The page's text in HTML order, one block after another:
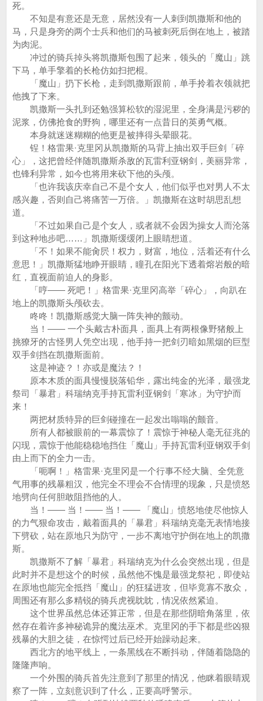
死。
不知是有意还是无意，居然没有一人刺到凯撒斯和他的
马，只是身旁的两个士兵和他们的马被刺死后倒在地上，被踏
为肉泥。
冲过的骑兵掉头将凯撒斯包围了起来，领头的「魔山」跳
下马，单手擎着的长枪仿如扫把棍。
「魔山」扔下长枪，走到凯撒斯跟前，单手拎着衣领就把
他拽了下来。
凯撒斯一头扎到还勉强算松软的湿泥里，全身满是污秽的
泥浆，仿佛抢食的野狗，哪里还有一点昔日的英勇气概。
本身就迷迷糊糊的他更是被摔得头晕眼花。
锃！格雷果·克里冈从凯撒斯的马背上抽出双手巨剑「碎
心」，这把曾经伴随凯撒斯杀敌的瓦雷利亚钢剑，美丽异常，
也锋利异常，如今也将用来砍下他的头颅。
「也许我该庆幸自己不是个女人，他们似乎也对男人不太
感兴趣，否则自己将痛苦一万倍。」凯撒斯在这时胡思乱想
道。
「不过如果自己是个女人，或者就不会因为操女人而沦落
到这种地步吧……」凯撒斯缓缓闭上眼睛想道。
「不！如果不能肏屄！权力，财富，地位，活着还有什么
意思！」凯撒斯猛地睁开眼睛，瞳孔在阳光下透着熔岩般的暗
红，直视面前迫人的身影。
「哼—— 死吧！」格雷果·克里冈高举「碎心」，向趴在
地上的凯撒斯头颅砍去。
咚咚！凯撒斯感觉大脑一阵失神的颤动。
当！—— 一个头戴古朴面具，面具上有两根像野猪般上
挑獠牙的古怪男人凭空出现，他手持一把剑刃暗如黑烟的巨型
双手剑挡在凯撒斯面前。
这是神迹？！亦或是魔法？！
原本木质的面具慢慢脱落铅华，露出纯金的光泽，最强龙
祭司「暴君」科瑞纳克手持瓦雷利亚钢剑「寒冰」为守护而
来！
两把材质特异的巨剑碰撞在一起发出嗡嗡的颤音。
所有人都被眼前的一幕震惊了！震惊于神秘人毫无征兆的
闪现，震惊于他能稳稳地挡住「魔山」手持瓦雷利亚钢双手剑
由上而下的全力一击。
「呃啊！」格雷果·克里冈是一个行事不经大脑、全凭意
气用事的残暴粗汉，他完全不理会不合情理的现象，只是愤怒
地劈向任何胆敢阻挡他的人。
当！—— 当！—— 当！—— 「魔山」愤怒地使尽他惊人
的力气狠命攻击，戴着面具的「暴君」科瑞纳克毫无表情地接
下劈砍，站在原地只为防守，一步不离地守护倒在地上的凯撒
斯。
凯撒斯不了解「暴君」科瑞纳克为什么会突然出现，但是
此时并不是想这个的时候，虽然他不愧是最强龙祭祀，即使站
在原地也能完全抵挡「魔山」的狂猛进攻，但毕竟寡不敌众，
周围还有那么多精锐的骑兵虎视眈眈，情况依然紧迫。
这个世界虽然总体还算正常，但是在那些阴暗角落里，依
然存在着许多神秘诡异的魔法巫术。克里冈的手下都是些凶狠
残暴的大胆之徒，在惊愕过后已经开始躁动起来。
西北方的地平线上，一条黑线在不断抖动，伴随着隐隐的
隆隆声响。
一个外围的骑兵首先注意到了那里的情况，他眯着眼睛观
察了一阵，立刻意识到了什么，正要高呼警示。